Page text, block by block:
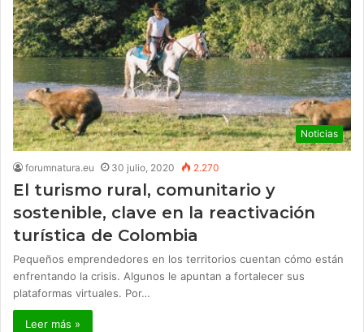
Noticias
forumnatura.eu 30 julio, 2020 2.270
El turismo rural, comunitario y
sostenible, clave en la reactivación
turística de Colombia
Pequeños emprendedores en los territorios cuentan cómo están
enfrentando la crisis. Algunos le apuntan a fortalecer sus
plataformas virtuales. Por…
Leer más »